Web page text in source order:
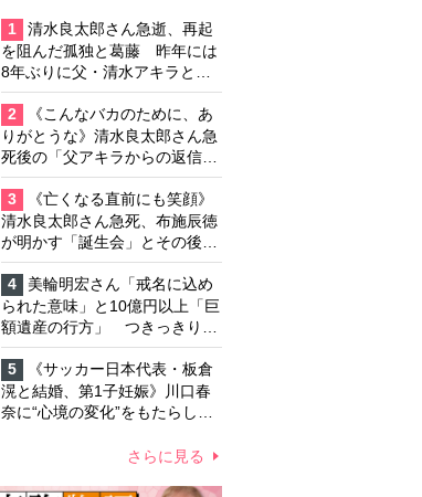
1
清水良太郎さん急逝、再起
を阻んだ孤独と葛藤 昨年には
8年ぶりに父・清水アキラと共
演、本格的な活動再開に向かっ
ていたが…周囲が懸念していた
「不安定なところ」
2
《こんなバカのために、あ
りがとうな》清水良太郎さん急
死後の「父アキラからの返信」
布施辰徳が涙で明かす「順番が
違う」
3
《亡くなる直前にも笑顔》
清水良太郎さん急死、布施辰徳
が明かす「誕生会」とその後の
メッセージ
4
美輪明宏さん「戒名に込め
られた意味」と10億円以上「巨
額遺産の行方」 つきっきりで
私生活をサポートしていた元俳
優が相続か
5
《サッカー日本代表・板倉
滉と結婚、第1子妊娠》川口春
奈に“心境の変化”をもたらした
って「がんに蝕まれる母」を演
さらに見る